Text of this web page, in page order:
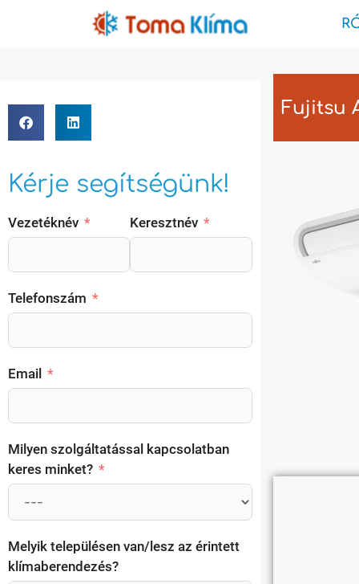
Kérje segítségünk!
Vezetéknév Keresztnév
Telefonszám
Email
Milyen szolgáltatással kapcsolatban
keres minket?
Melyik településen van/lesz az érintett
klímaberendezés?
Fujitsu